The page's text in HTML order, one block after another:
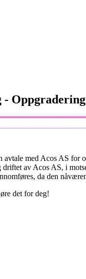
avtale med Acos AS for
av Acos AS, i
da den
det for deg!